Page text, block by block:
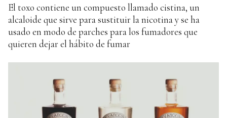
El toxo contiene un compuesto llamado cistina, un
alcaloide que sirve para sustituir la nicotina y se ha
usado en modo de parches para los fumadores que
quieren dejar el hábito de fumar